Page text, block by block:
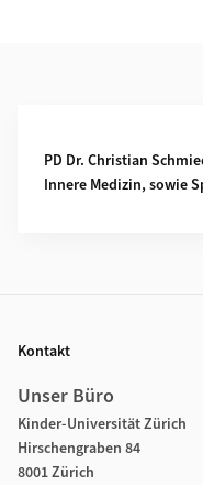
PD Dr. Christian
Innere Medizin, sowie
Kontakt
Unser Büro
Kinder-Universität Zürich
Hirschengraben 84
8001 Zürich